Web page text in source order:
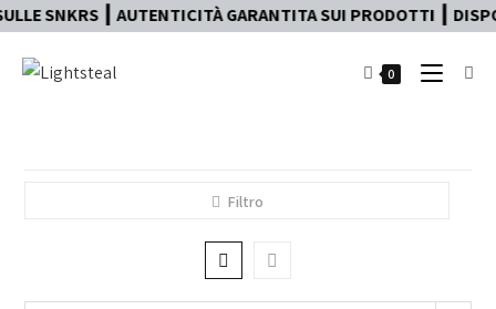
┃ AUTENTICITÀ GARANTITA SUI PRODOTTI ┃
0
Filtro